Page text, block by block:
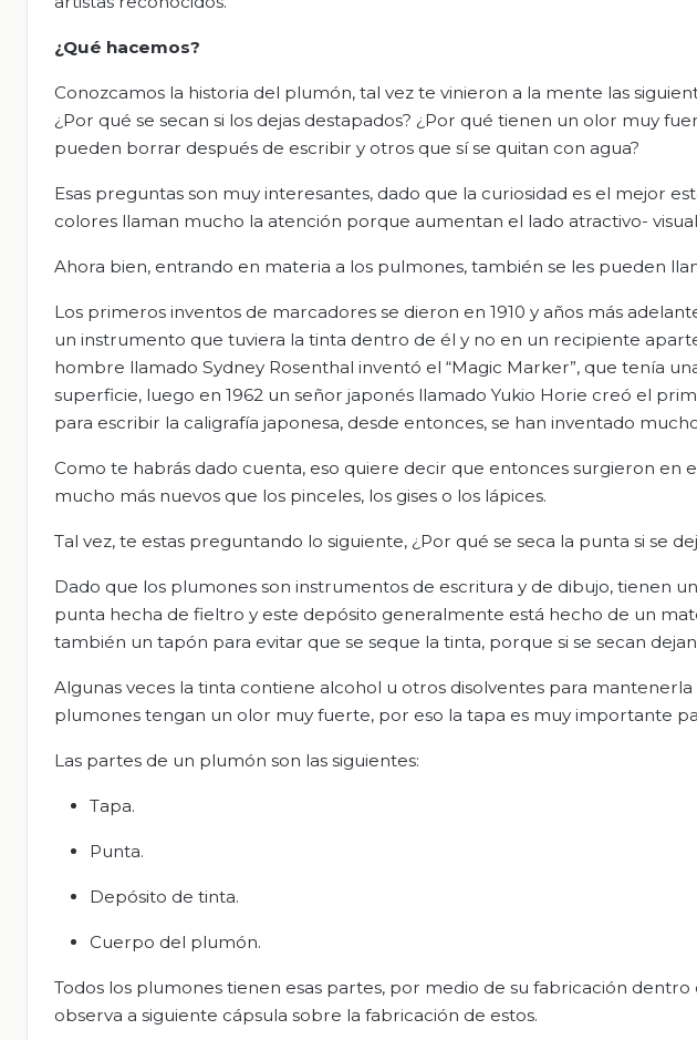
¿Qué hacemos?
Conozcamos la historia del plumón, tal vez te vinieron a la mente las
¿Por qué se secan si los dejas destapados? ¿Por qué tienen un olor muy
pueden borrar después de escribir y otros que sí se quitan con agua?
Esas preguntas son muy interesantes, dado que la curiosidad es el mejor
colores llaman mucho la atención porque aumentan el lado atractivo- visual
Ahora bien, entrando en materia a los pulmones, también se les pueden
Los primeros inventos de marcadores se dieron en 1910 y años más
un instrumento que tuviera la tinta dentro de él y no en un recipiente
hombre llamado Sydney Rosenthal inventó el “Magic Marker”, que tenía
superficie, luego en 1962 un señor japonés llamado Yukio Horie creó el
para escribir la caligrafía japonesa, desde entonces, se han inventado
Como te habrás dado cuenta, eso quiere decir que entonces surgieron en
mucho más nuevos que los pinceles, los gises o los lápices.
Tal vez, te estas preguntando lo siguiente, ¿Por qué se seca la punta si se
Dado que los plumones son instrumentos de escritura y de dibujo, tienen
punta hecha de fieltro y este depósito generalmente está hecho de un
también un tapón para evitar que se seque la tinta, porque si se secan
Algunas veces la tinta contiene alcohol u otros disolventes para
plumones tengan un olor muy fuerte, por eso la tapa es muy importante
Las partes de un plumón son las siguientes:
Tapa.
Punta.
Depósito de tinta.
Cuerpo del plumón.
Todos los plumones tienen esas partes, por medio de su fabricación
observa a siguiente cápsula sobre la fabricación de estos.